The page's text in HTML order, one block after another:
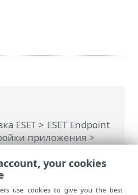
ESET> ESET Endpoint
приложения>
программ
your cookies
use cookies to give you the best